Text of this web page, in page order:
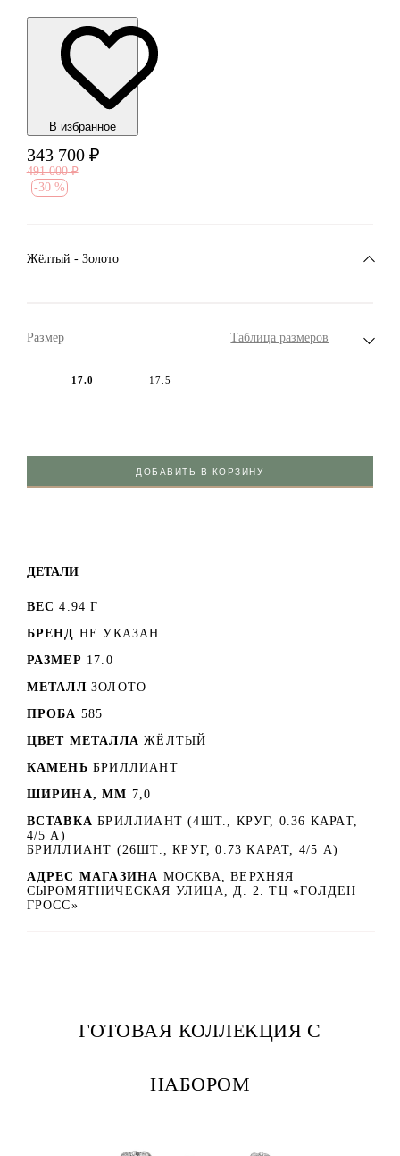
В избранноe
343 700 ₽
491 000 ₽
-30 %
Жёлтый - Золото
Размер Таблица размеров
17.0 17.5
ДОБАВИТЬ В КОРЗИНУ
ДЕТАЛИ
ВЕС 4.94 Г
БРЕНД НЕ УКАЗАН
РАЗМЕР 17.0
МЕТАЛЛ ЗОЛОТО
ПРОБА 585
ЦВЕТ МЕТАЛЛА ЖЁЛТЫЙ
КАМЕНЬ БРИЛЛИАНТ
ШИРИНА, ММ 7,0
ВСТАВКА БРИЛЛИАНТ (4ШТ., КРУГ, 0.36 КАРАТ,
4/5 А)
БРИЛЛИАНТ (26ШТ., КРУГ, 0.73 КАРАТ, 4/5 А)
АДРЕС МАГАЗИНА МОСКВА, ВЕРХНЯЯ
СЫРОМЯТНИЧЕСКАЯ УЛИЦА, Д. 2. ТЦ «ГОЛДЕН
ГРОСС»
ГОТОВАЯ КОЛЛЕКЦИЯ С
НАБОРОМ